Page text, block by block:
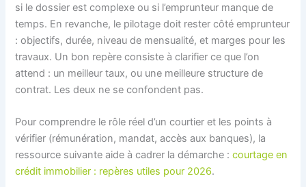
si le dossier est complexe ou si l’emprunteur manque de
temps. En revanche, le pilotage doit rester côté emprunteur
: objectifs, durée, niveau de mensualité, et marges pour les
travaux. Un bon repère consiste à clarifier ce que l’on
attend : un meilleur taux, ou une meilleure structure de
contrat. Les deux ne se confondent pas.
Pour comprendre le rôle réel d’un courtier et les points à
vérifier (rémunération, mandat, accès aux banques), la
ressource suivante aide à cadrer la démarche :courtage en
crédit immobilier : repères utiles pour 2026.